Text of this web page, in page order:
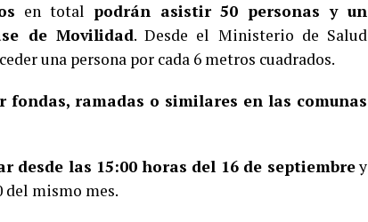
en total podrán asistir 50 personas y un
de Movilidad. Desde el Ministerio de Salud
una persona por cada 6 metros cuadrados.
fondas, ramadas o similares en las comunas
desde las 15:00 horas del 16 de septiembrey
del mismo mes.